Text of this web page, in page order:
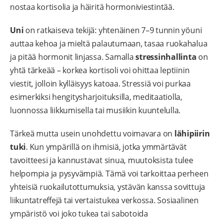
nostaa kortisolia ja häiritä hormoniviestintää.
Uni on ratkaiseva tekijä: yhtenäinen 7–9 tunnin yöuni
auttaa kehoa ja mieltä palautumaan, tasaa ruokahalua
ja pitää hormonit linjassa. Samallastressinhallinta on
yhtä tärkeää – korkea kortisoli voi ohittaa leptiinin
viestit, jolloin kylläisyys katoaa. Stressiä voi purkaa
esimerkiksi hengitysharjoituksilla, meditaatiolla,
luonnossa liikkumisella tai musiikin kuuntelulla.
Tärkeä mutta usein unohdettu voimavara on lähipiirin
tuki. Kun ympärillä on ihmisiä, jotka ymmärtävät
tavoitteesi ja kannustavat sinua, muutoksista tulee
helpompia ja pysyvämpiä. Tämä voi tarkoittaa perheen
yhteisiä ruokailutottumuksia, ystävän kanssa sovittuja
liikuntatreffejä tai vertaistukea verkossa. Sosiaalinen
ympäristö voi joko tukea tai sabotoida